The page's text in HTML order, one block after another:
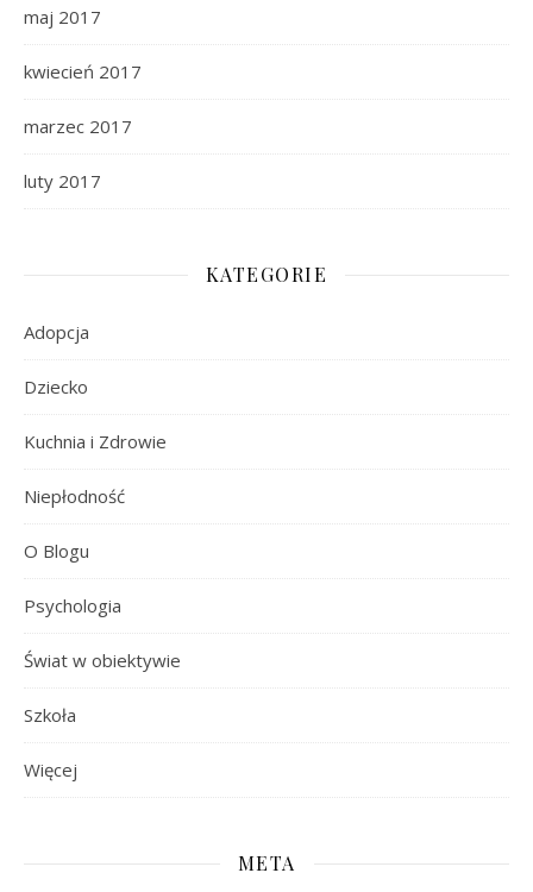
maj 2017
kwiecień 2017
marzec 2017
luty 2017
KATEGORIE
Adopcja
Dziecko
Kuchnia i Zdrowie
Niepłodność
O Blogu
Psychologia
Świat w obiektywie
Szkoła
Więcej
META